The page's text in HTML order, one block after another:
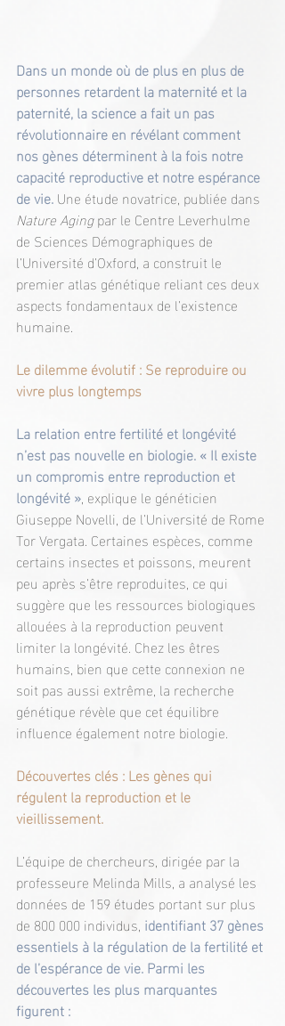
Dans un monde où de plus en plus de
personnes retardent la maternité et la
paternité, la science a fait un pas
révolutionnaire en révélant comment
nos gènes déterminent à la fois notre
capacité reproductive et notre espérance
de vie. Une étude novatrice, publiée dans
Nature Aging par le Centre Leverhulme
de Sciences Démographiques de
l’Université d’Oxford, a construit le
premier atlas génétique reliant ces deux
aspects fondamentaux de l’existence
humaine.
Le dilemme évolutif : Se reproduire ou
vivre plus longtemps
La relation entre fertilité et longévité
n’est pas nouvelle en biologie. « Il existe
un compromis entre reproduction et
longévité », explique le généticien
Giuseppe Novelli, de l’Université de Rome
Tor Vergata. Certaines espèces, comme
certains insectes et poissons, meurent
peu après s’être reproduites, ce qui
suggère que les ressources biologiques
allouées à la reproduction peuvent
limiter la longévité. Chez les êtres
humains, bien que cette connexion ne
soit pas aussi extrême, la recherche
génétique révèle que cet équilibre
influence également notre biologie.
Découvertes clés : Les gènes qui
régulent la reproduction et le
vieillissement.
L’équipe de chercheurs, dirigée par la
professeure Melinda Mills, a analysé les
données de 159 études portant sur plus
de 800 000 individus, identifiant 37 gènes
essentiels à la régulation de la fertilité et
de l’espérance de vie. Parmi les
découvertes les plus marquantes
figurent :